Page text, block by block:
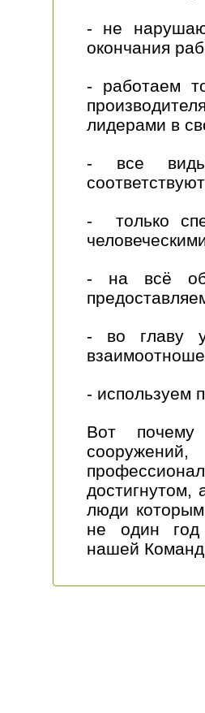
- не
окончания
- работаем
лидерами в
- все виды
- только
- на всё
- во главу
- используем
Вот
достигнутом,
люди
не один год
нашей